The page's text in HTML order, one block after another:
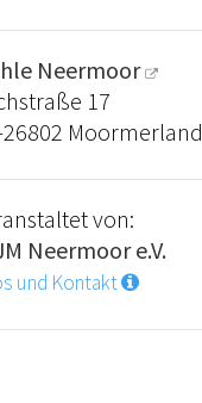
Neermoor
17
26802 Moormerland
von:
Neermoor e.V.
und Kontakt